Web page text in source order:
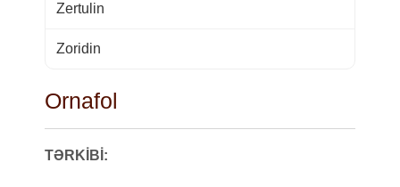
Zertulin
Zoridin
Ornafol
TƏRKİBİ: